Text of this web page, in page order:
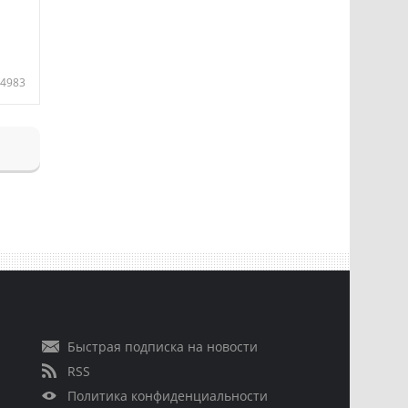
4983
Быстрая подписка на новости
RSS
Политика конфиденциальности